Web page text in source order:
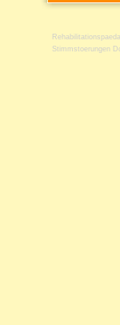
Stimmstoerungen